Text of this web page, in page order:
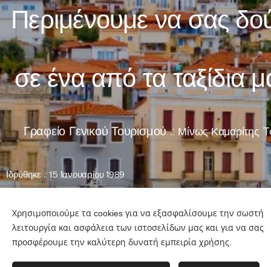
Περιμένουμε να σας
σε ένα από τα ταξίδια
Γραφείο Γενικού Τουρισμού .: Μίνως Καμαρίτης
Ιδρύθηκε .: 15 Ιανουαρίου 1989
Έδρα .: Αθήνα Παγκράτι - Άγιος Αρτέμιος - Βύρωνας - Καρέας -
Ιλίσια.
Χρησιμοποιούμε τα cookies για να εξασφαλίσουμε την σωστή
λειτουργία και ασφάλεια των ιστοσελίδων μας και για να σας
προσφέρουμε την καλύτερη δυνατή εμπειρία χρήσης.